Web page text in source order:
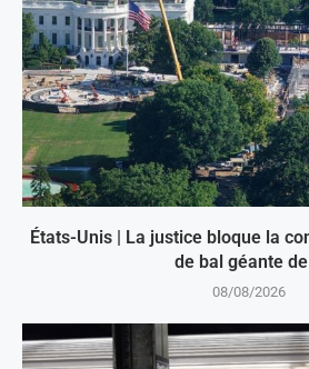
États-Unis | La justice bloque la
de bal géante
08/08/2026